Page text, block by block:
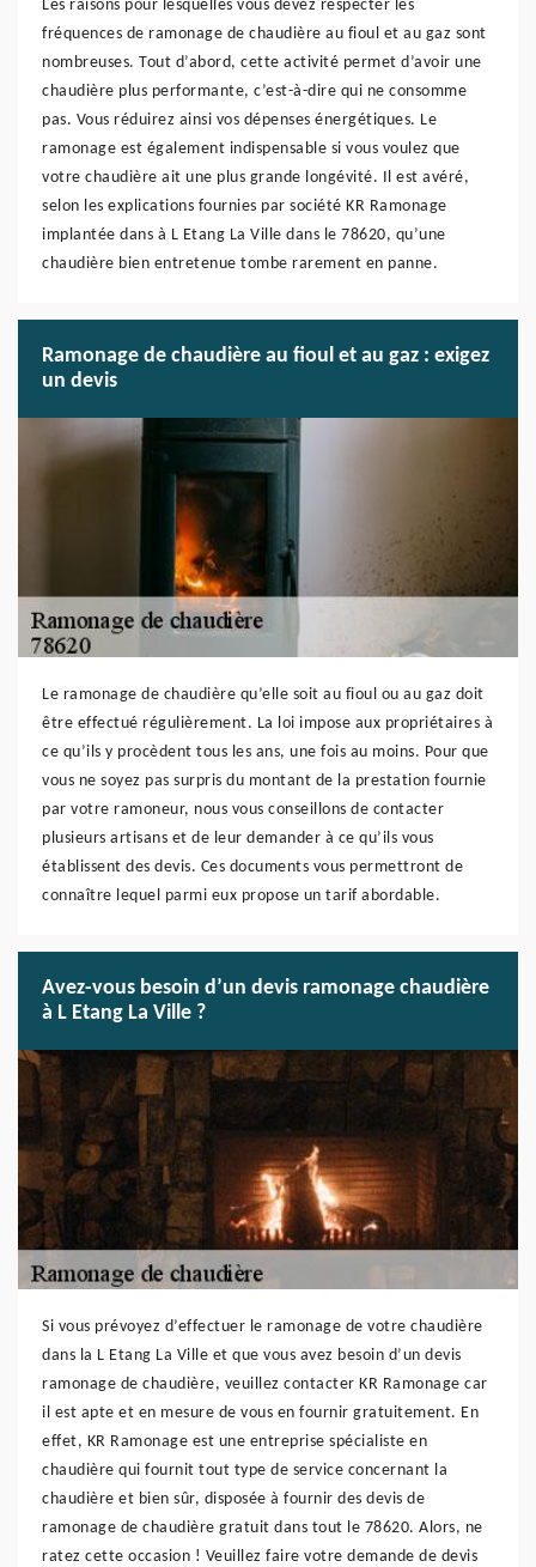
Les raisons pour lesquelles vous devez respecter les
fréquences de ramonage de chaudière au fioul et au gaz sont
nombreuses. Tout d’abord, cette activité permet d’avoir une
chaudière plus performante, c’est-à-dire qui ne consomme
pas. Vous réduirez ainsi vos dépenses énergétiques. Le
ramonage est également indispensable si vous voulez que
votre chaudière ait une plus grande longévité. Il est avéré,
selon les explications fournies par société KR Ramonage
implantée dans à L Etang La Ville dans le 78620, qu’une
chaudière bien entretenue tombe rarement en panne.
Ramonage de chaudière au fioul et au gaz : exigez
un devis
Le ramonage de chaudière qu’elle soit au fioul ou au gaz doit
être effectué régulièrement. La loi impose aux propriétaires à
ce qu’ils y procèdent tous les ans, une fois au moins. Pour que
vous ne soyez pas surpris du montant de la prestation fournie
par votre ramoneur, nous vous conseillons de contacter
plusieurs artisans et de leur demander à ce qu’ils vous
établissent des devis. Ces documents vous permettront de
connaître lequel parmi eux propose un tarif abordable.
Avez-vous besoin d’un devis ramonage chaudière
à L Etang La Ville ?
Si vous prévoyez d’effectuer le ramonage de votre chaudière
dans la L Etang La Ville et que vous avez besoin d’un devis
ramonage de chaudière, veuillez contacter KR Ramonage car
il est apte et en mesure de vous en fournir gratuitement. En
effet, KR Ramonage est une entreprise spécialiste en
chaudière qui fournit tout type de service concernant la
chaudière et bien sûr, disposée à fournir des devis de
ramonage de chaudière gratuit dans tout le 78620. Alors, ne
ratez cette occasion ! Veuillez faire votre demande de devis